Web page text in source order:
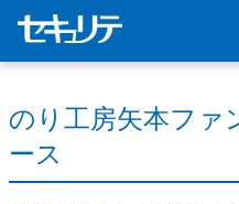
のり工房矢本フ
ース